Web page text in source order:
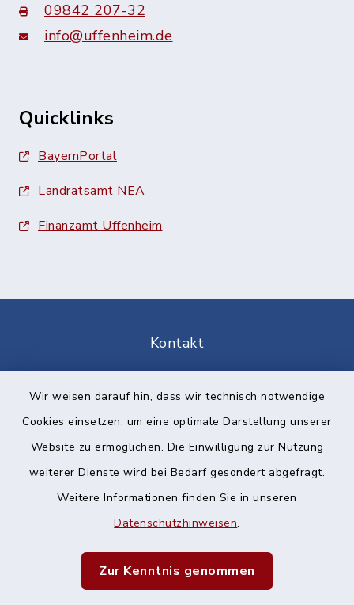
Wir weisen darauf hin, dass wir technisch notwendige
Cookies einsetzen, um eine optimale Darstellung unserer
Website zu ermöglichen. Die Einwilligung zur Nutzung
weiterer Dienste wird bei Bedarf gesondert abgefragt.
Weitere Informationen finden Sie in unseren
Datenschutzhinweisen.
Zur Kenntnis genommen
09842 207-32
info@uffenheim.de
Quicklinks
BayernPortal
Landratsamt NEA
Finanzamt Uffenheim
Kontakt
Datenschutz
Impressum
Sitemap
Cookie-Einstellungen